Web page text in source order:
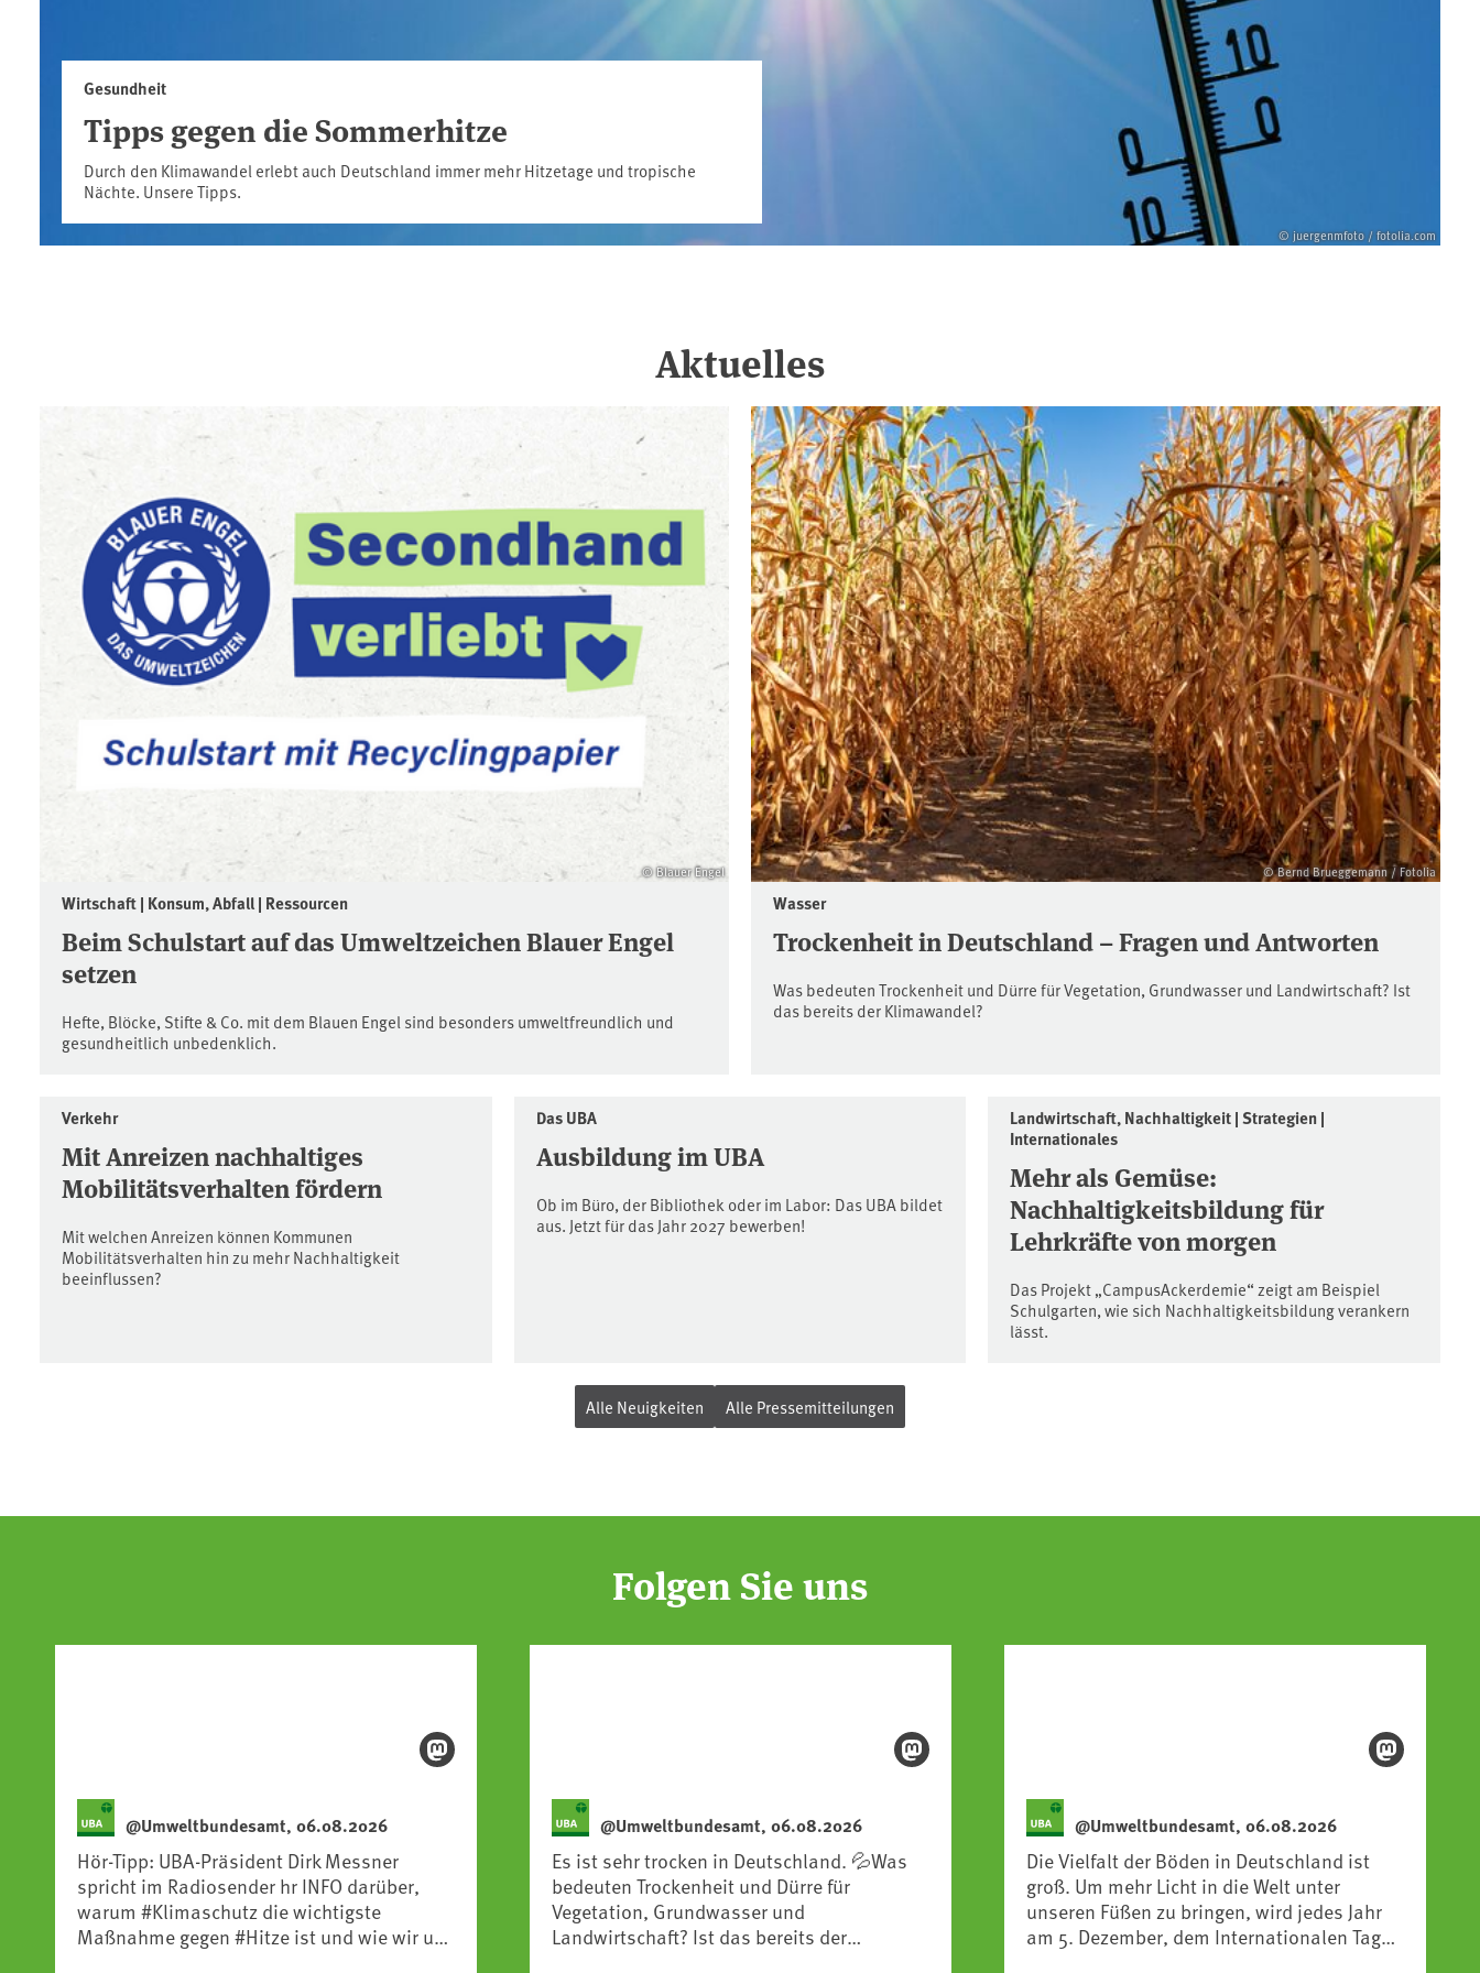
Aktuelles
© juergenmfoto / fotolia.com
Gesundheit
Tipps gegen die Sommerhitze
Durch den Klimawandel erlebt auch Deutschland immer mehr Hitzetage und tropische
Nächte. Unsere Tipps.
© Blauer Engel
Wirtschaft | Konsum, Abfall | Ressourcen
Beim Schulstart auf das Umweltzeichen Blauer Engel
setzen
Hefte, Blöcke, Stifte & Co. mit dem Blauen Engel sind besonders umweltfreundlich und
gesundheitlich unbedenklich.
© Bernd Brueggemann / Fotolia
Wasser
Trockenheit in Deutschland – Fragen und Antworten
Was bedeuten Trockenheit und Dürre für Vegetation, Grundwasser und Landwirtschaft? Ist
das bereits der Klimawandel?
Verkehr
Mit Anreizen nachhaltiges
Mobilitätsverhalten fördern
Mit welchen Anreizen können Kommunen
Mobilitätsverhalten hin zu mehr Nachhaltigkeit
beeinflussen?
Das UBA
Ausbildung im UBA
Ob im Büro, der Bibliothek oder im Labor: Das UBA bildet
aus. Jetzt für das Jahr 2027 bewerben!
Landwirtschaft, Nachhaltigkeit | Strategien |
Internationales
Mehr als Gemüse:
Nachhaltigkeitsbildung für
Lehrkräfte von morgen
Das Projekt „CampusAckerdemie“ zeigt am Beispiel
Schulgarten, wie sich Nachhaltigkeitsbildung verankern
lässt.
Alle Neuigkeiten Alle Pressemitteilungen
Folgen Sie uns
@Umweltbundesamt, 06.08.2026
Hör-Tipp: UBA-Präsident Dirk Messner
spricht im Radiosender hr INFO darüber,
warum #Klimaschutz die wichtigste
Maßnahme gegen #Hitze ist und wie wir uns
@Umweltbundesamt, 06.08.2026
Es ist sehr trocken in Deutschland. 💦Was
bedeuten Trockenheit und Dürre für
Vegetation, Grundwasser und
Landwirtschaft? Ist das bereits der
@Umweltbundesamt, 06.08.2026
Die Vielfalt der Böden in Deutschland ist
groß. Um mehr Licht in die Welt unter
unseren Füßen zu bringen, wird jedes Jahr
am 5. Dezember, dem Internationalen Tag